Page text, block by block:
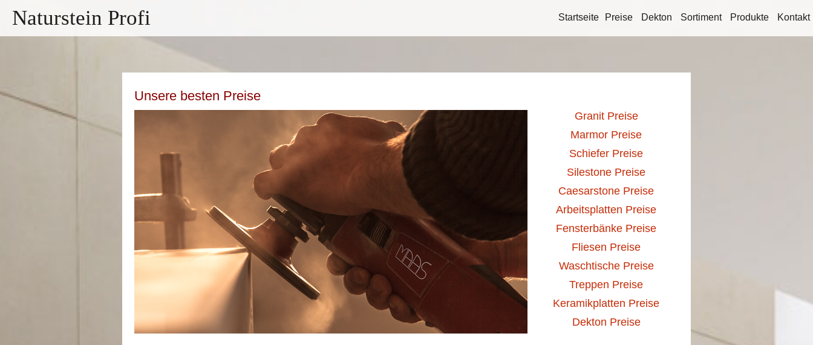
Naturstein Profi Startseite Preise Dekton Sortiment Produkte Kontakt
Unsere besten Preise
Granit Preise
Marmor Preise
Schiefer Preise
Silestone Preise
Caesarstone Preise
Arbeitsplatten Preise
Fensterbänke Preise
Fliesen Preise
Waschtische Preise
Treppen Preise
Keramikplatten Preise
Dekton Preise